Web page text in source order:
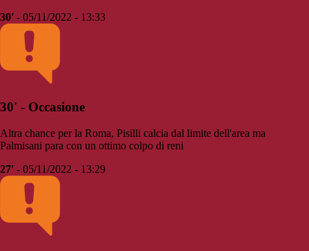
30' - 05/11/2022 - 13:33
30' - Occasione
Altra chance per la Roma, Pisilli calcia dal limite dell'area ma
Palmisani para con un ottimo colpo di reni
27' - 05/11/2022 - 13:29